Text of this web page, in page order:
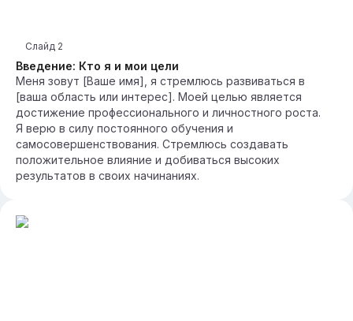
Введение: Кто я и мои цели
Слайд 2
Меня зовут [Ваше имя], я стремлюсь развиваться в
[ваша область или интерес]. Моей целью является
достижение профессионального и личностного роста.
Я верю в силу постоянного обучения и
самосовершенствования. Стремлюсь создавать
положительное влияние и добиваться высоких
результатов в своих начинаниях.